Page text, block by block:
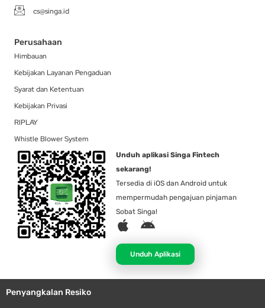
cs@singa.id
Perusahaan
Himbauan
Kebijakan Layanan Pengaduan
Syarat dan Ketentuan
Kebijakan Privasi
RIPLAY
Whistle Blower System
Unduh aplikasi Singa Fintech
sekarang!
Tersedia di iOS dan Android untuk
mempermudah pengajuan pinjaman
Sobat Singa!
A
p
l
e
A
d
r
o
Unduh Aplikasi
Penyangkalan Resiko